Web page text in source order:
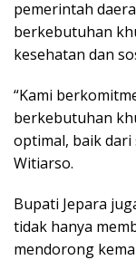
pemerintah
berkebutuhan
kesehatan dan
“Kami
berkebutuhan
optimal, baik dari
Witiarso.
Bupati Jepara
tidak hanya
mendorong